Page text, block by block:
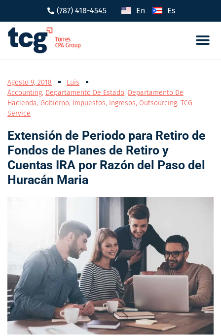
(787) 418-4545 En Es
Agosto 9, 2018
Luis
Accounting, Departamento De Estado, Departamento De
Hacienda, Gobierno, Impuestos, Ingresos, Outsourcing, TCG
Service
Extensión de Periodo para Retiro de
Fondos de Planes de Retiro y
Cuentas IRA por Razón del Paso del
Huracán Maria